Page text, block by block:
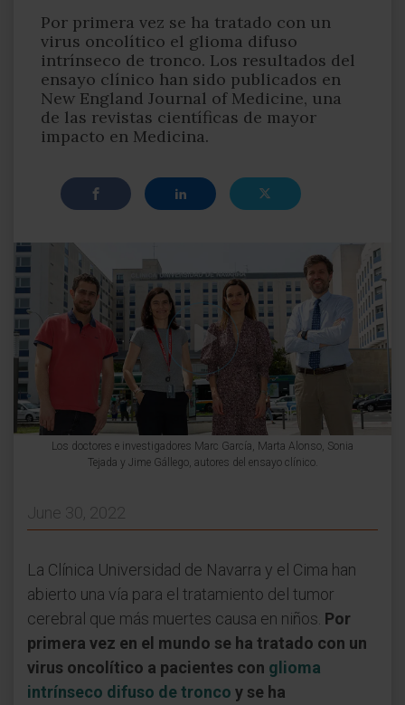
Por primera vez se ha tratado con un
virus oncolítico el glioma difuso
intrínseco de tronco. Los resultados del
ensayo clínico han sido publicados en
New England Journal of Medicine, una
de las revistas científicas de mayor
impacto en Medicina.
Los doctores e investigadores Marc García, Marta Alonso, Sonia
Tejada y Jime Gállego, autores del ensayo clínico.
June 30, 2022
La Clínica Universidad de Navarra y el Cima han
abierto una vía para el tratamiento del tumor
cerebral que más muertes causa en niños. Por
primera vez en el mundo se ha tratado con un
virus oncolítico a pacientes con glioma
intrínseco difuso de tronco y se ha